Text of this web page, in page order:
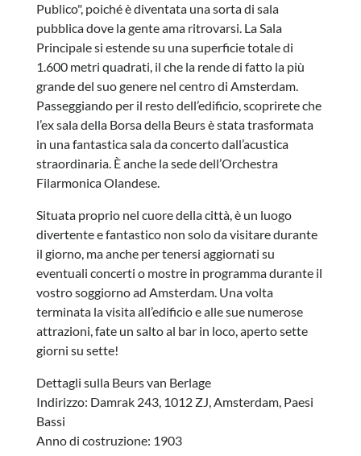
Publico", poiché è diventata una sorta di sala
pubblica dove la gente ama ritrovarsi. La Sala
Principale si estende su una superficie totale di
1.600 metri quadrati, il che la rende di fatto la più
grande del suo genere nel centro di Amsterdam.
Passeggiando per il resto dell’edificio, scoprirete che
l’ex sala della Borsa della Beurs è stata trasformata
in una fantastica sala da concerto dall’acustica
straordinaria. È anche la sede dell’Orchestra
Filarmonica Olandese.
Situata proprio nel cuore della città, è un luogo
divertente e fantastico non solo da visitare durante
il giorno, ma anche per tenersi aggiornati su
eventuali concerti o mostre in programma durante il
vostro soggiorno ad Amsterdam. Una volta
terminata la visita all’edificio e alle sue numerose
attrazioni, fate un salto al bar in loco, aperto sette
giorni su sette!
Dettagli sulla Beurs van Berlage
Indirizzo: Damrak 243, 1012 ZJ, Amsterdam, Paesi
Bassi
Anno di costruzione: 1903